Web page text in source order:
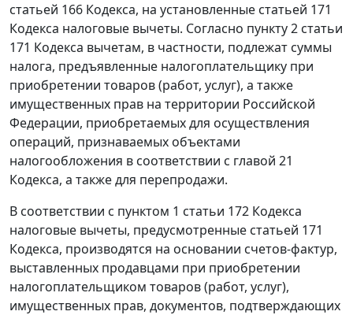
статьей 166 Кодекса, на установленные статьей 171
Кодекса налоговые вычеты. Согласно пункту 2 статьи
171 Кодекса вычетам, в частности, подлежат суммы
налога, предъявленные налогоплательщику при
приобретении товаров (работ, услуг), а также
имущественных прав на территории Российской
Федерации, приобретаемых для осуществления
операций, признаваемых объектами
налогообложения в соответствии с главой 21
Кодекса, а также для перепродажи.
В соответствии с пунктом 1 статьи 172 Кодекса
налоговые вычеты, предусмотренные статьей 171
Кодекса, производятся на основании счетов-фактур,
выставленных продавцами при приобретении
налогоплательщиком товаров (работ, услуг),
имущественных прав, документов, подтверждающих